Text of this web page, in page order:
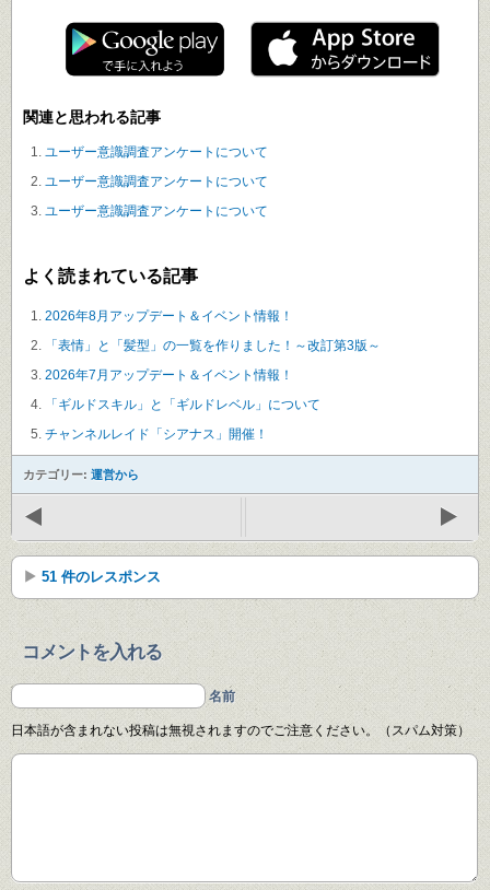
関連と思われる記事
ユーザー意識調査アンケートについて
ユーザー意識調査アンケートについて
ユーザー意識調査アンケートについて
よく読まれている記事
2026年8月アップデート＆イベント情報！
「表情」と「髪型」の一覧を作りました！～改訂第3版～
2026年7月アップデート＆イベント情報！
「ギルドスキル」と「ギルドレベル」について
チャンネルレイド「シアナス」開催！
カテゴリー: 運営から
51 件のレスポンス
コメントを入れる
名前
日本語が含まれない投稿は無視されますのでご注意ください。（スパム対策）